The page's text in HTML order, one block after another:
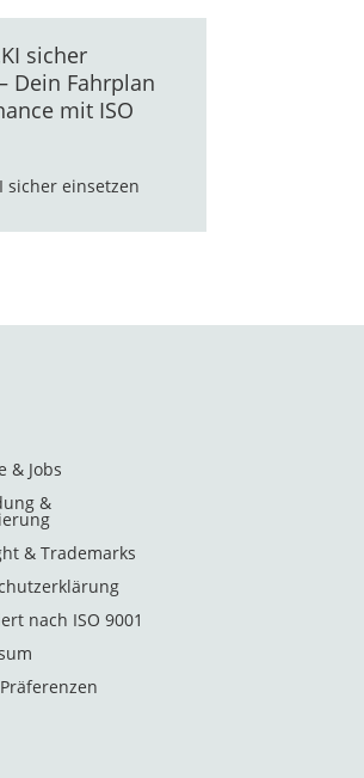
sicher
Dein Fahrplan
mit ISO
& Jobs
&
& Trademarks
nach ISO 9001